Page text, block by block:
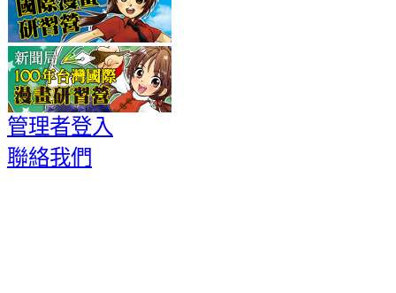
管理者登入
聯絡我們